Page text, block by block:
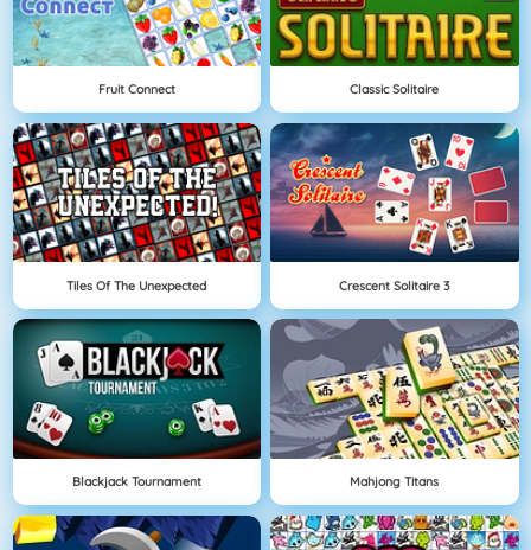
Fruit Connect Classic Solitaire
Tiles Of The Unexpected Crescent Solitaire 3
Blackjack Tournament Mahjong Titans